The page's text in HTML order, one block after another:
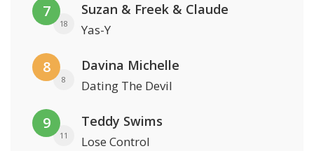
7
18
Suzan & Freek & Claude
Yas-Y
8
8
Davina Michelle
Dating The Devil
9
11
Teddy Swims
Lose Control